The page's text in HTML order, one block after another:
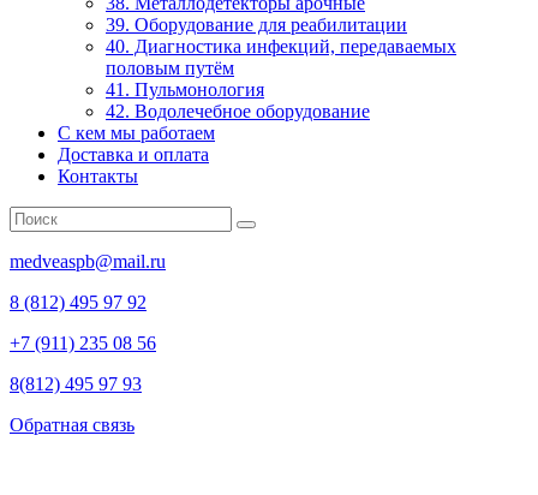
39. Оборудование для реабилитации
40. Диагностика инфекций, передаваемых
половым путём
41. Пульмонология
42. Водолечебное оборудование
С кем мы работаем
Доставка и оплата
Контакты
medveaspb@mail.ru
8 (812) 495 97 92
+7 (911) 235 08 56
8(812) 495 97 93
Обратная связь